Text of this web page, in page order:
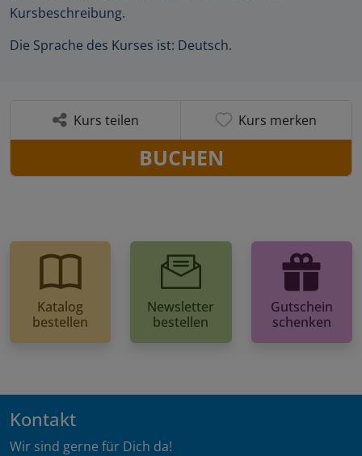
Kursbeschreibung.
Die Sprache des Kurses ist: Deutsch.
Kurs teilen Kurs merken
BUCHEN
Katalog
bestellen
Newsletter
bestellen
Gutschein
schenken
Kontakt
Wir sind gerne für Dich da!